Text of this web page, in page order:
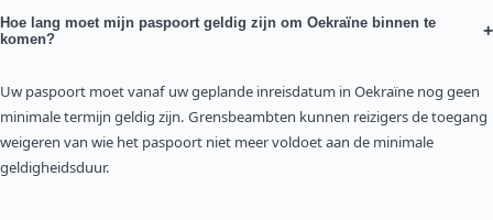
Hoe lang moet mijn paspoort geldig zijn om Oekraïne binnen te
komen?
+
Uw paspoort moet vanaf uw geplande inreisdatum in Oekraïne nog geen
minimale termijn geldig zijn. Grensbeambten kunnen reizigers de toegang
weigeren van wie het paspoort niet meer voldoet aan de minimale
geldigheidsduur.